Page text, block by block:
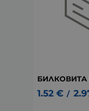
БИЛКОВИТА
1.52 € /